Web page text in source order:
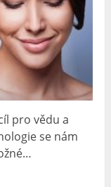
pro vědu a
se nám